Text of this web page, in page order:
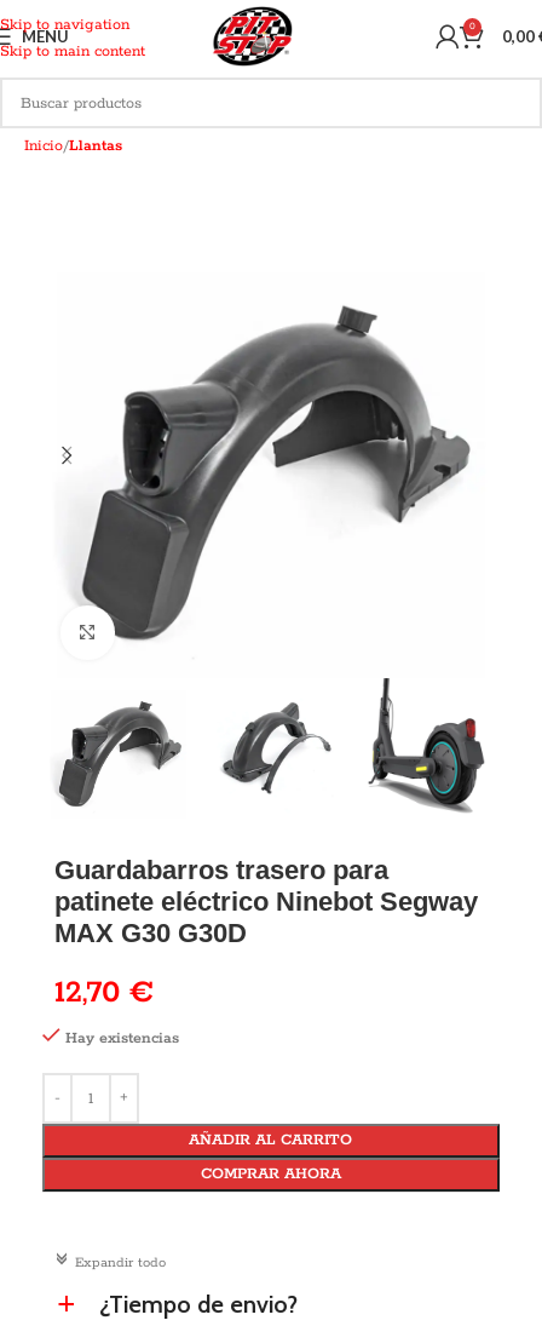
Skip to navigation
Skip to main content
MENU 0 0,00
Inicio Llantas
Guardabarros trasero para
patinete eléctrico Ninebot Segway
MAX G30 G30D
12,70 €
c Expandir todo
a ¿Tiempo de envio?
Hay existencias
AÑADIR AL CARRITO
COMPRAR AHORA